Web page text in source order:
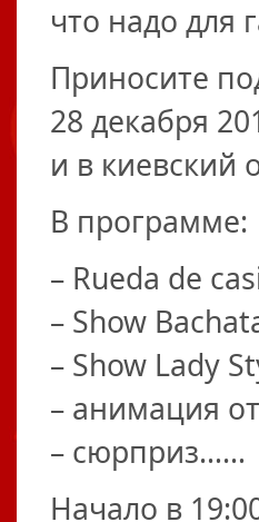
что надо для
Приносите
28 декабря
и в киевский
В программе:
– Rueda de
– Show
– Show Lady
– анимация
– сюрприз……
Начало в